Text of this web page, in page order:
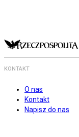
KONTAKT
O nas
Kontakt
Napisz do nas